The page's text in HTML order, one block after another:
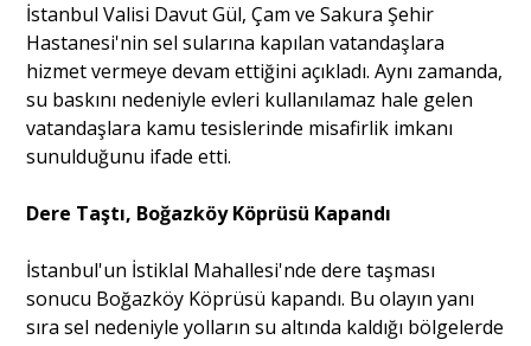
İstanbul Valisi Davut Gül, Çam ve Sakura Şehir
Hastanesi'nin sel sularına kapılan vatandaşlara
hizmet vermeye devam ettiğini açıkladı. Aynı zamanda,
su baskını nedeniyle evleri kullanılamaz hale gelen
vatandaşlara kamu tesislerinde misafirlik imkanı
sunulduğunu ifade etti.
Dere Taştı, Boğazköy Köprüsü Kapandı
İstanbul'un İstiklal Mahallesi'nde dere taşması
sonucu Boğazköy Köprüsü kapandı. Bu olayın yanı
sıra sel nedeniyle yolların su altında kaldığı bölgelerde